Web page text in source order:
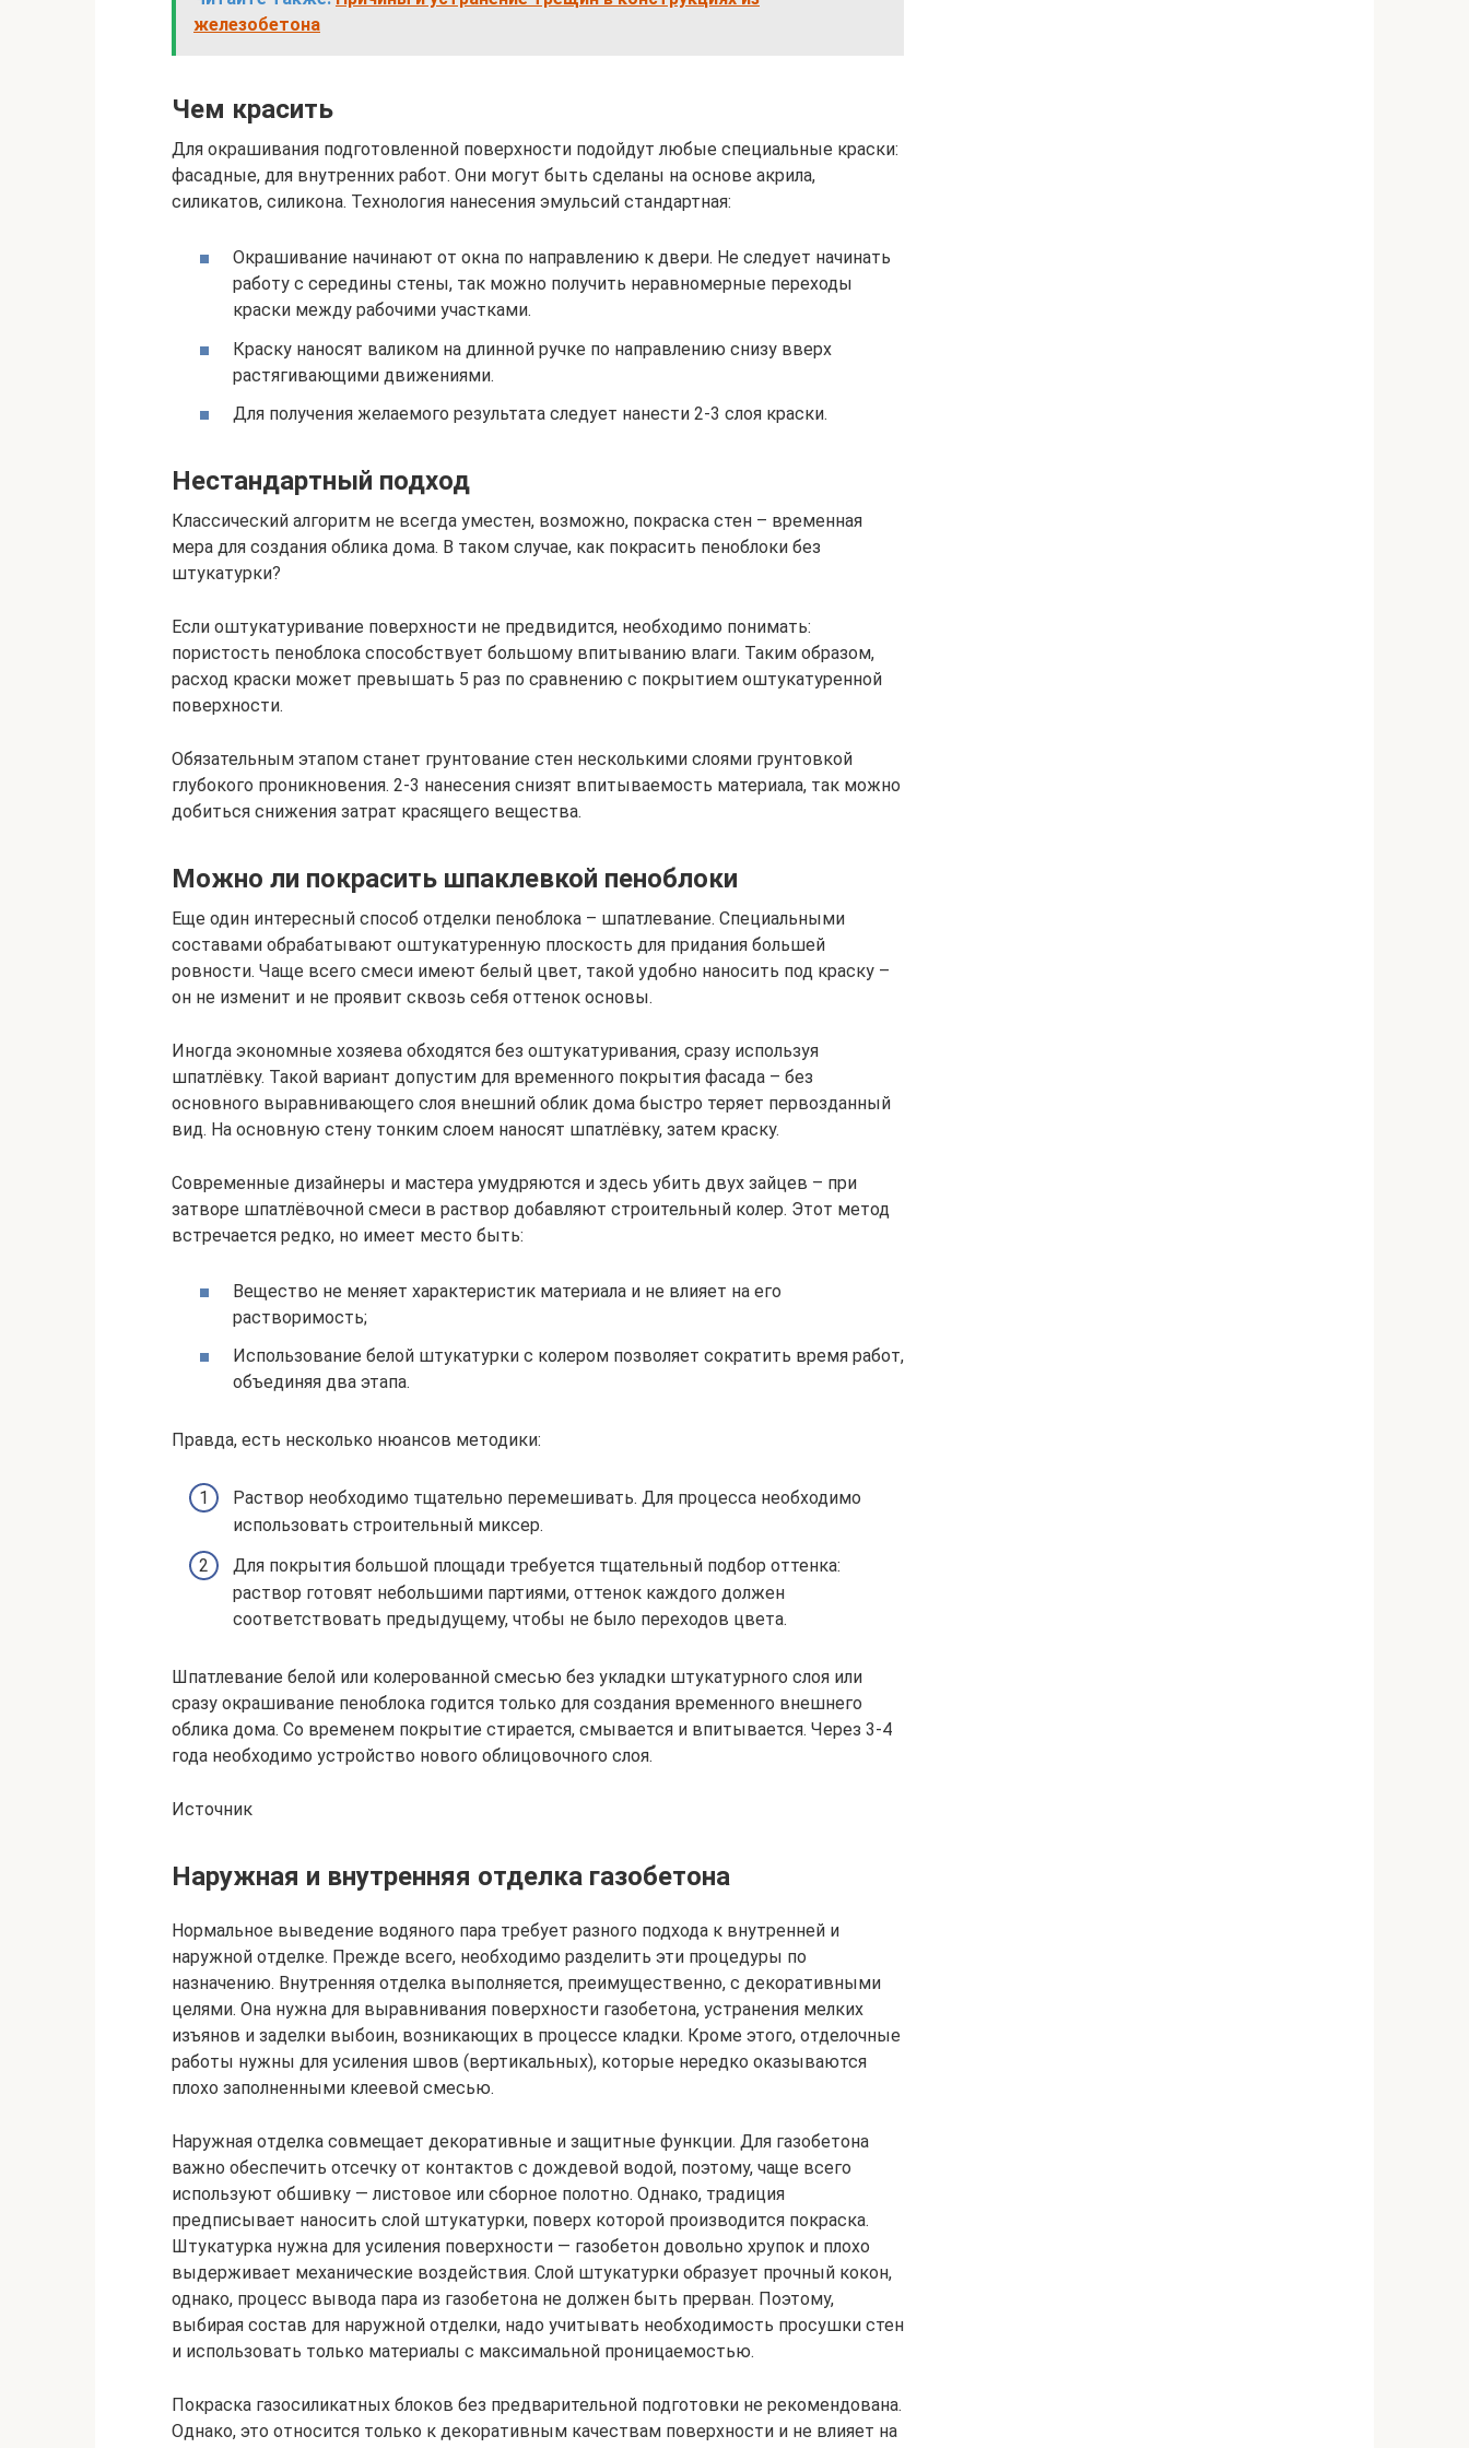
железобетона
Чем красить
Для окрашивания подготовленной поверхности подойдут любые специальные краски:
фасадные, для внутренних работ. Они могут быть сделаны на основе акрила,
силикатов, силикона. Технология нанесения эмульсий стандартная:
Окрашивание начинают от окна по направлению к двери. Не следует начинать
работу с середины стены, так можно получить неравномерные переходы
краски между рабочими участками.
Краску наносят валиком на длинной ручке по направлению снизу вверх
растягивающими движениями.
Для получения желаемого результата следует нанести 2-3 слоя краски.
Нестандартный подход
Классический алгоритм не всегда уместен, возможно, покраска стен – временная
мера для создания облика дома. В таком случае, как покрасить пеноблоки без
штукатурки?
Если оштукатуривание поверхности не предвидится, необходимо понимать:
пористость пеноблока способствует большому впитыванию влаги. Таким образом,
расход краски может превышать 5 раз по сравнению с покрытием оштукатуренной
поверхности.
Обязательным этапом станет грунтование стен несколькими слоями грунтовкой
глубокого проникновения. 2-3 нанесения снизят впитываемость материала, так можно
добиться снижения затрат красящего вещества.
Можно ли покрасить шпаклевкой пеноблоки
Еще один интересный способ отделки пеноблока – шпатлевание. Специальными
составами обрабатывают оштукатуренную плоскость для придания большей
ровности. Чаще всего смеси имеют белый цвет, такой удобно наносить под краску –
он не изменит и не проявит сквозь себя оттенок основы.
Иногда экономные хозяева обходятся без оштукатуривания, сразу используя
шпатлёвку. Такой вариант допустим для временного покрытия фасада – без
основного выравнивающего слоя внешний облик дома быстро теряет первозданный
вид. На основную стену тонким слоем наносят шпатлёвку, затем краску.
Современные дизайнеры и мастера умудряются и здесь убить двух зайцев – при
затворе шпатлёвочной смеси в раствор добавляют строительный колер. Этот метод
встречается редко, но имеет место быть:
Вещество не меняет характеристик материала и не влияет на его
растворимость;
Использование белой штукатурки с колером позволяет сократить время работ,
объединяя два этапа.
Правда, есть несколько нюансов методики:
Раствор необходимо тщательно перемешивать. Для процесса необходимо
использовать строительный миксер.
Для покрытия большой площади требуется тщательный подбор оттенка:
раствор готовят небольшими партиями, оттенок каждого должен
соответствовать предыдущему, чтобы не было переходов цвета.
Шпатлевание белой или колерованной смесью без укладки штукатурного слоя или
сразу окрашивание пеноблока годится только для создания временного внешнего
облика дома. Со временем покрытие стирается, смывается и впитывается. Через 3-4
года необходимо устройство нового облицовочного слоя.
Источник
Наружная и внутренняя отделка газобетона
Нормальное выведение водяного пара требует разного подхода к внутренней и
наружной отделке. Прежде всего, необходимо разделить эти процедуры по
назначению. Внутренняя отделка выполняется, преимущественно, с декоративными
целями. Она нужна для выравнивания поверхности газобетона, устранения мелких
изъянов и заделки выбоин, возникающих в процессе кладки. Кроме этого, отделочные
работы нужны для усиления швов (вертикальных), которые нередко оказываются
плохо заполненными клеевой смесью.
Наружная отделка совмещает декоративные и защитные функции. Для газобетона
важно обеспечить отсечку от контактов с дождевой водой, поэтому, чаще всего
используют обшивку — листовое или сборное полотно. Однако, традиция
предписывает наносить слой штукатурки, поверх которой производится покраска.
Штукатурка нужна для усиления поверхности — газобетон довольно хрупок и плохо
выдерживает механические воздействия. Слой штукатурки образует прочный кокон,
однако, процесс вывода пара из газобетона не должен быть прерван. Поэтому,
выбирая состав для наружной отделки, надо учитывать необходимость просушки стен
и использовать только материалы с максимальной проницаемостью.
Покраска газосиликатных блоков без предварительной подготовки не рекомендована.
Однако, это относится только к декоративным качествам поверхности и не влияет на